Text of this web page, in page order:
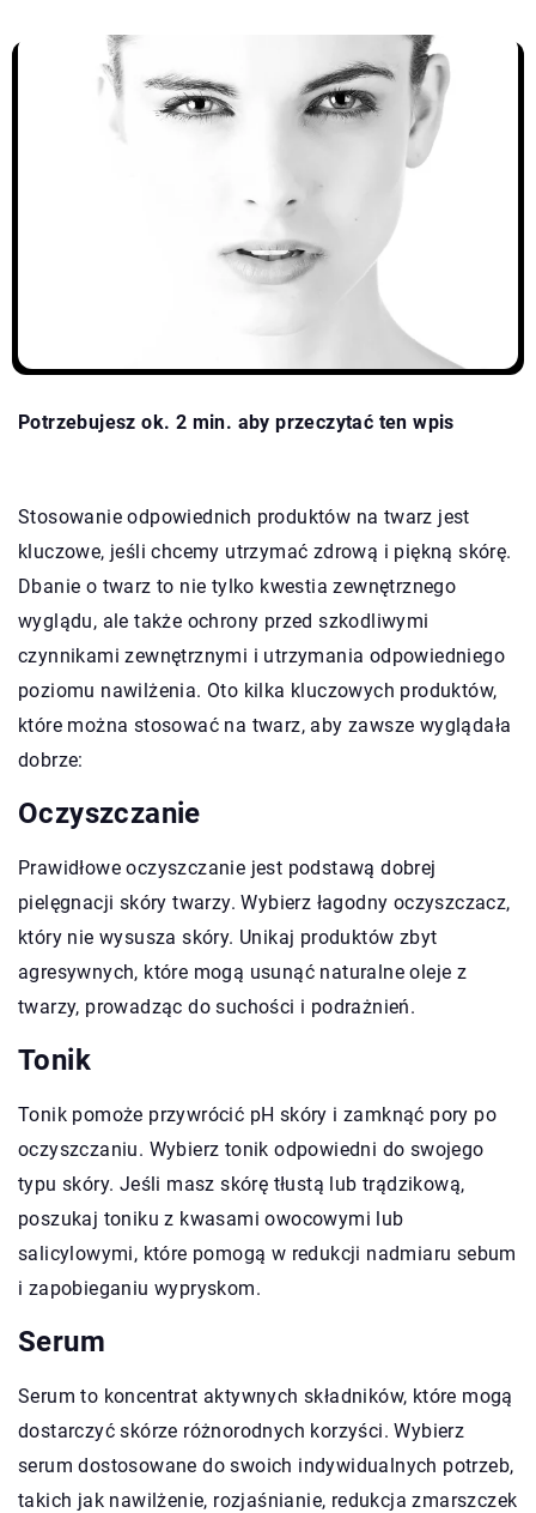
Potrzebujesz ok. 2 min. aby przeczytać ten wpis
Stosowanie odpowiednich produktów na twarz jest
kluczowe, jeśli chcemy utrzymać zdrową i piękną skórę.
Dbanie o twarz to nie tylko kwestia zewnętrznego
wyglądu, ale także ochrony przed szkodliwymi
czynnikami zewnętrznymi i utrzymania odpowiedniego
poziomu nawilżenia. Oto kilka kluczowych produktów,
które można stosować na twarz, aby zawsze wyglądała
dobrze:
Oczyszczanie
Prawidłowe oczyszczanie jest podstawą dobrej
pielęgnacji skóry twarzy. Wybierz łagodny oczyszczacz,
który nie wysusza skóry. Unikaj produktów zbyt
agresywnych, które mogą usunąć naturalne oleje z
twarzy, prowadząc do suchości i podrażnień.
Tonik
Tonik pomoże przywrócić pH skóry i zamknąć pory po
oczyszczaniu. Wybierz tonik odpowiedni do swojego
typu skóry. Jeśli masz skórę tłustą lub trądzikową,
poszukaj toniku z kwasami owocowymi lub
salicylowymi, które pomogą w redukcji nadmiaru sebum
i zapobieganiu wypryskom.
Serum
Serum to koncentrat aktywnych składników, które mogą
dostarczyć skórze różnorodnych korzyści. Wybierz
serum dostosowane do swoich indywidualnych potrzeb,
takich jak nawilżenie, rozjaśnianie, redukcja zmarszczek